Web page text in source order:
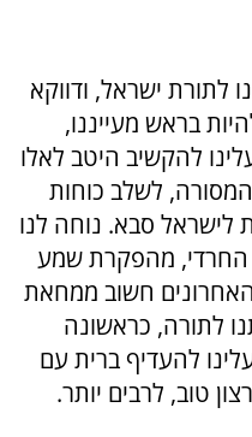
לתורת ישראל, ודווקא
בראש מעייננו,
להקשיב היטב לאלו
לשלב כוחות
סבא. נוחה לנו
החרדי, מהפקרת שמע
האחרונים חשוב ממחאת
לתורה, כראשונה
להעדיף ברית עם
טוב, לרבים יותר.